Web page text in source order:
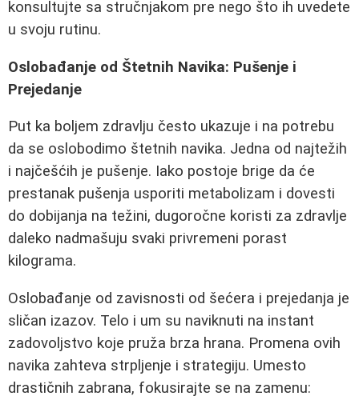
konsultujte sa stručnjakom pre nego što ih uvedete
u svoju rutinu.
Oslobađanje od Štetnih Navika: Pušenje i
Prejedanje
Put ka boljem zdravlju često ukazuje i na potrebu
da se oslobodimo štetnih navika. Jedna od najtežih
i najčešćih je pušenje. Iako postoje brige da će
prestanak pušenja usporiti metabolizam i dovesti
do dobijanja na težini, dugoročne koristi za zdravlje
daleko nadmašuju svaki privremeni porast
kilograma.
Oslobađanje od zavisnosti od šećera i prejedanja je
sličan izazov. Telo i um su naviknuti na instant
zadovoljstvo koje pruža brza hrana. Promena ovih
navika zahteva strpljenje i strategiju. Umesto
drastičnih zabrana, fokusirajte se na zamenu: